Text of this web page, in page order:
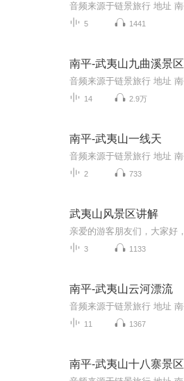
5 1441
南平-武夷山九曲溪景区
14 2.9万
南平-武夷山一线天
2 733
武夷山风景区讲解
3 1133
南平-武夷山云河漂流
11 1367
南平-武夷山十八寨景区